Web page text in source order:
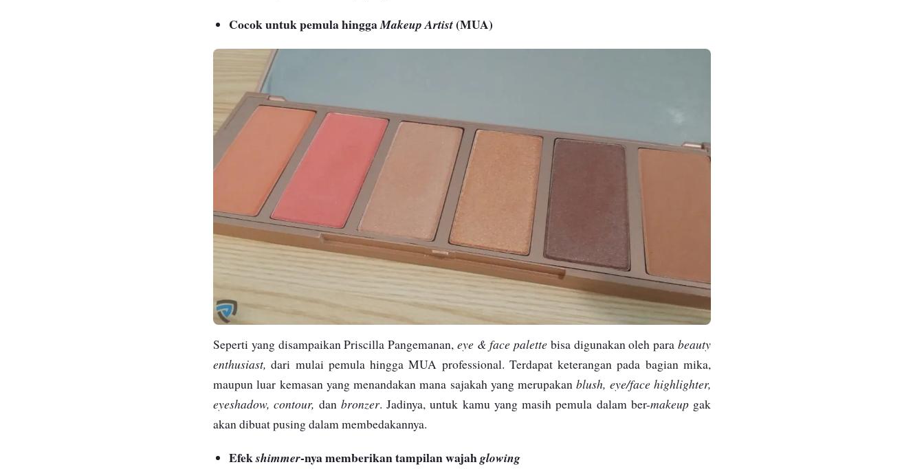
Cocok untuk pemula hinggaMakeup Artist(MUA)
Seperti yang disampaikan Priscilla Pangemanan, eye & face palette bisa digunakan oleh parabeauty
enthusiast, dari mulai pemula hingga MUA professional. Terdapat keterangan pada bagian mika,
maupun luar kemasan yang menandakan mana sajakah yang merupakanblush, eye/face highlighter,
eyeshadow, contour, danbronzer. Jadinya, untuk kamu yang masih pemula dalam ber-makeupgak
akan dibuat pusing dalam membedakannya.
Efekshimmer-nya memberikan tampilan wajahglowing